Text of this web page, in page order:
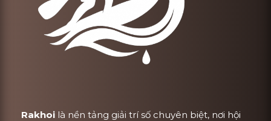
Rakhoi là nền tảng giải trí số chuyên biệt, nơi hội